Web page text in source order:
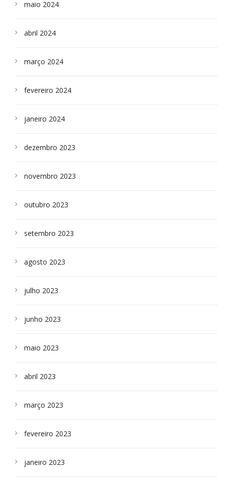
maio 2024
abril 2024
março 2024
fevereiro 2024
janeiro 2024
dezembro 2023
novembro 2023
outubro 2023
setembro 2023
agosto 2023
julho 2023
junho 2023
maio 2023
abril 2023
março 2023
fevereiro 2023
janeiro 2023